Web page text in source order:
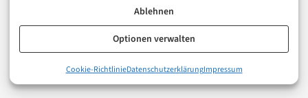
Ablehnen
Optionen verwalten
Cookie-RichtlinieDatenschutzerklärungImpressum
im Ernstfall genauso wenig wie keines. Der
Versicherungsantrag kann der Startpunkt sein – aber
kein Endpunkt.
NIS2 trifft den Mittelstand: Das Schweigen vor dem Bußgeld